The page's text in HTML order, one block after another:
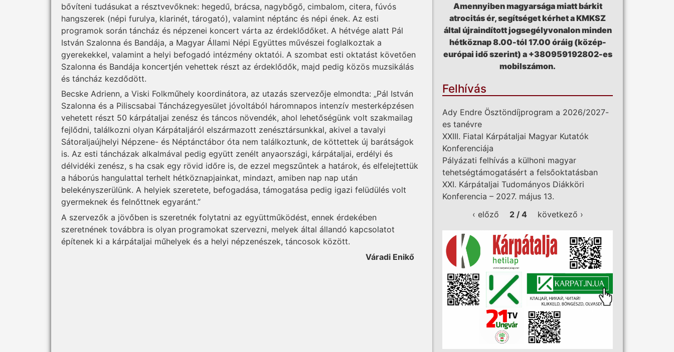
bővíteni tudásukat a résztvevőknek: hegedű, brácsa, nagybőgő, cimbalom, citera, fúvós
hangszerek (népi furulya, klarinét, tárogató), valamint néptánc és népi ének. Az esti
programok során táncház és népzenei koncert várta az érdeklődőket. A hétvége alatt Pál
István Szalonna és Bandája, a Magyar Állami Népi Együttes művészei foglalkoztak a
gyerekekkel, valamint a helyi befogadó intézmény oktatói. A szombat esti oktatást követően
Szalonna és Bandája koncertjén vehettek részt az érdeklődők, majd pedig közös muzsikálás
és táncház kezdődött.
Becske Adrienn, a Viski Folkműhely koordinátora, az utazás szervezője elmondta: „Pál István
Szalonna és a Piliscsabai Táncházegyesület jóvoltából háromnapos intenzív mesterképzésen
vehetett részt 50 kárpátaljai zenész és táncos növendék, ahol lehetőségünk volt szakmailag
fejlődni, találkozni olyan Kárpátaljáról elszármazott zenésztársunkkal, akivel a tavalyi
Sátoraljaújhelyi Népzene- és Néptánctábor óta nem találkoztunk, de köttettek új barátságok
is. Az esti táncházak alkalmával pedig együtt zenélt anyaországi, kárpátaljai, erdélyi és
délvidéki zenész, s ha csak egy rövid időre is, de ezzel megszűntek a határok, és elfelejtettük
a háborús hangulattal terhelt hétköznapjainkat, mindazt, amiben nap nap után
belekényszerülünk. A helyiek szeretete, befogadása, támogatása pedig igazi felüdülés volt
gyermeknek és felnőttnek egyaránt.”
A szervezők a jövőben is szeretnék folytatni az együttműködést, ennek érdekében
szeretnének továbbra is olyan programokat szervezni, melyek által állandó kapcsolatot
építenek ki a kárpátaljai műhelyek és a helyi népzenészek, táncosok között.
Váradi Enikő
Amennyiben magyarsága miatt bárkit
atrocitás ér, segítséget kérhet a KMKSZ
által újraindított jogsegélyvonalon minden
hétköznap 8.00-tól 17.00 óráig (közép-
európai idő szerint) a +380959192802-es
mobilszámon.
Felhívás
Ady Endre Ösztöndíjprogram a 2026/2027-
es tanévre
XXIII. Fiatal Kárpátaljai Magyar Kutatók
Konferenciája
Pályázati felhívás a külhoni magyar
tehetségtámogatásért a felsőoktatásban
XXI. Kárpátaljai Tudományos Diákköri
Konferencia – 2027. május 13.
‹ előző
2 / 4 következő ›